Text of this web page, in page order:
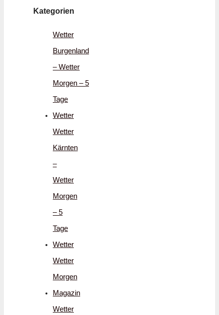
Kategorien
Wetter
Burgenland
– Wetter
Morgen – 5
Tage
Wetter
Wetter
Kärnten
–
Wetter
Morgen
– 5
Tage
Wetter
Wetter
Morgen
Magazin
Wetter